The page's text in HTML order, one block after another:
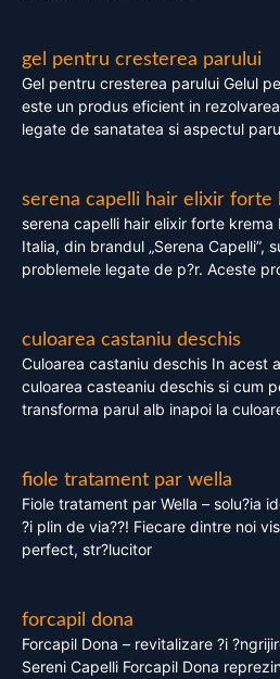
gel pentru cresterea parului
Gel pentru cresterea parului Gelul
este un produs eficient in
legate de sanatatea si aspectul
serena capelli hair elixir forte
serena capelli hair elixir forte
Italia, din brandul „Serena Capelli”,
problemele legate de p?r. Aceste
culoarea castaniu deschis
Culoarea castaniu deschis In acest
culoarea casteaniu deschis si cum
transforma parul alb inapoi la
fiole tratament par wella
Fiole tratament par Wella – solu?ia
?i plin de via??! Fiecare dintre noi
perfect, str?lucitor
forcapil dona
Forcapil Dona – revitalizare ?i
Sereni Capelli Forcapil Dona